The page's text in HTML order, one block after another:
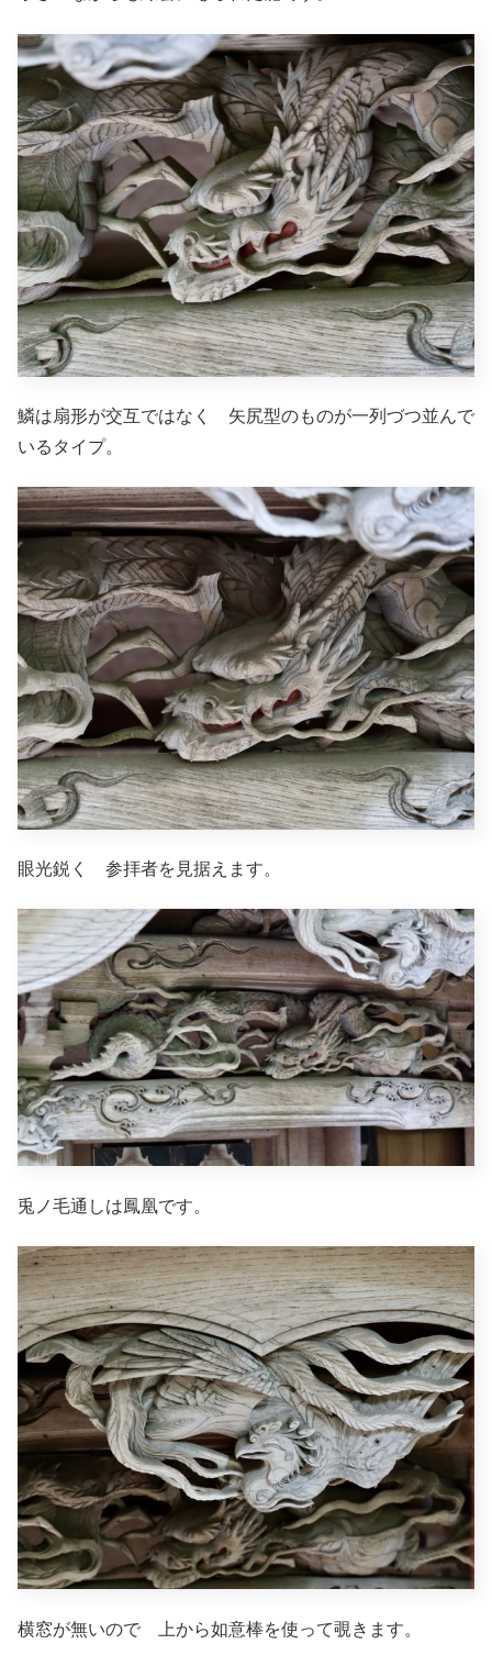
鱗は扇形が交互ではなく 矢尻型のものが一列づつ並んで
いるタイプ。
眼光鋭く 参拝者を見据えます。
兎ノ毛通しは鳳凰です。
横窓が無いので 上から如意棒を使って覗きます。